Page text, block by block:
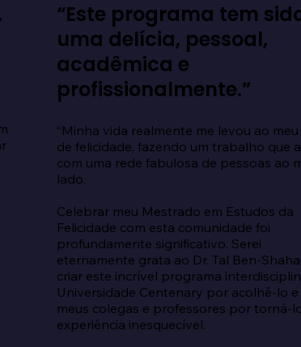
“Este programa tem
uma delícia, pessoal,
acadêmica e
profissionalmente.”
“Minha vida realmente me levou ao
de felicidade, fazendo um trabalho que
com uma rede fabulosa de pessoas ao
lado.
Celebrar meu Mestrado em Estudos da
Felicidade com esta comunidade foi
profundamente significativo. Serei
eternamente grata ao Dr. Tal Ben-
criar este incrível programa
Universidade Centenary por acolhê-lo e
meus colegas e professores por torná-
experiência inesquecível.